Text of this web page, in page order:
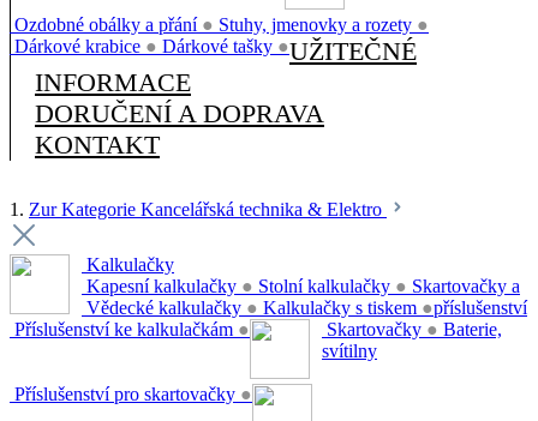
Ozdobné obálky a přání ● Stuhy, jmenovky a rozety ●
Dárkové krabice ● Dárkové tašky ●UŽITEČNÉ
INFORMACE
DORUČENÍ A DOPRAVA
KONTAKT
1. Zur Kategorie Kancelářská technika & Elektro
Kalkulačky
Kapesní kalkulačky ● Stolní kalkulačky ●
Vědecké kalkulačky ● Kalkulačky s tiskem ●
Příslušenství ke kalkulačkám ●
Skartovačky a
příslušenství
Skartovačky ●
Příslušenství pro skartovačky ●
Baterie,
svítilny